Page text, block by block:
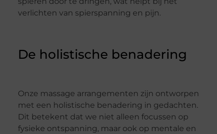
verlichten van spierspanning en pijn.
De holistische benadering
Onze massage arrangementen zijn ontworpen
met een holistische benadering in gedachten.
Dit betekent dat we niet alleen focussen op
fysieke ontspanning, maar ook op mentale en